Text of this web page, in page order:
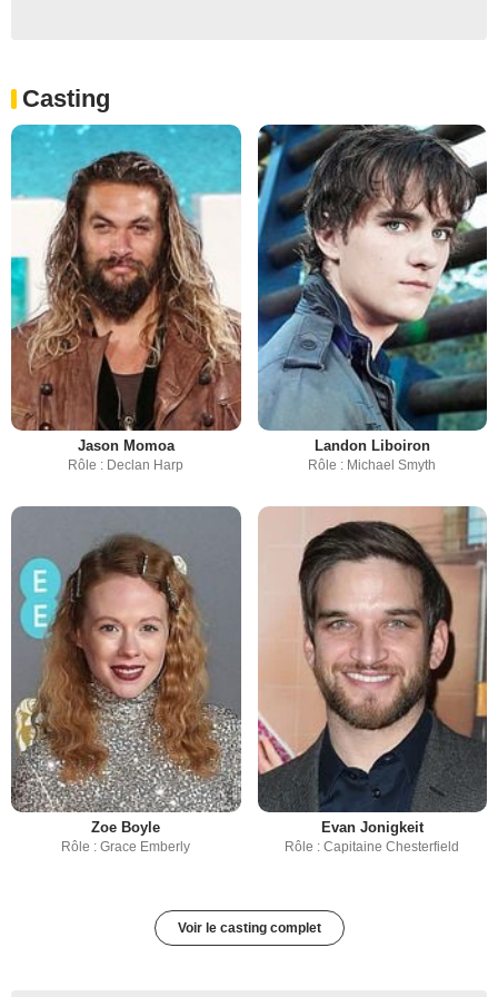
Casting
Jason Momoa
Rôle : Declan Harp
Landon Liboiron
Rôle : Michael Smyth
Zoe Boyle
Rôle : Grace Emberly
Evan Jonigkeit
Rôle : Capitaine Chesterfield
Voir le casting complet